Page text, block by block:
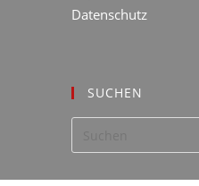
Datenschutz
SUCHEN